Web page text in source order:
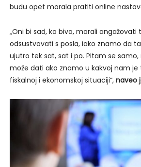
budu opet morala pratiti online
„Oni bi sad, ko biva, morali angažovati
odsustvovati s posla, iako znamo da
ujutro tek sat, sat i po. Pitam se
može dati ako znamo u kakvoj nam
fiskalnoj i ekonomskoj situaciji“, naveo